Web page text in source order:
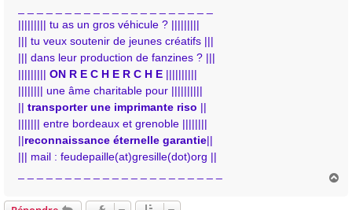
a
g
e
||||||||| tu as un gros véhicule ? |||||||||
||| tu veux soutenir de jeunes créatifs |||
||| dans leur production de fanzines ? |||
||||||||| ON R E C H E R C H E ||||||||||
|||||||| une âme charitable pour ||||||||||
|| transporter une imprimante riso ||
||||||| entre bordeaux et grenoble ||||||||
||reconnaissance éternelle garantie||
||| mail : feudepaille(at)gresille(dot)org ||